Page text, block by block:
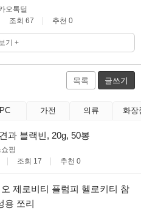
오톡딜
조회 67 추천 0
기 +
목록 글쓰기
PC 가전 의류 화장
과 블랙빈, 20g, 50봉
핑
조회 17 추천 0
제로비티 플럼피 헬로키티 참
용 쪼리